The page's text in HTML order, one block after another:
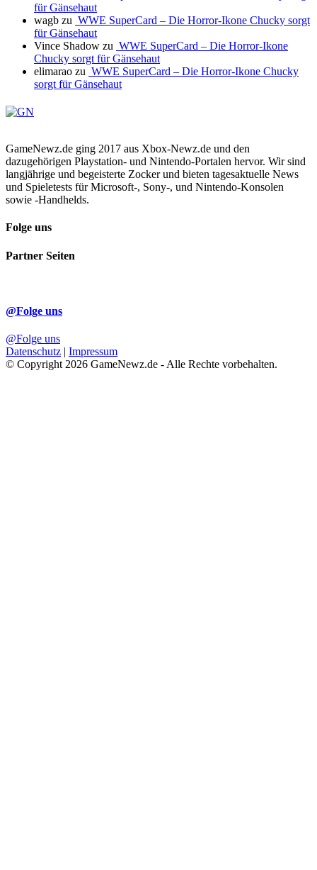
für Gänsehaut
wagb zu WWE SuperCard – Die Horror-Ikone Chucky sorgt
für Gänsehaut
Vince Shadow zu WWE SuperCard – Die Horror-Ikone
Chucky sorgt für Gänsehaut
elimarao zu WWE SuperCard – Die Horror-Ikone Chucky
sorgt für Gänsehaut
GameNewz.de ging 2017 aus Xbox-Newz.de und den
dazugehörigen Playstation- und Nintendo-Portalen hervor. Wir sind
langjährige und begeisterte Zocker und bieten tagesaktuelle News
und Spieletests für Microsoft-, Sony-, und Nintendo-Konsolen
sowie -Handhelds.
Folge uns
Partner Seiten
@Folge uns
@Folge uns
Datenschutz | Impressum
© Copyright 2026 GameNewz.de - Alle Rechte vorbehalten.